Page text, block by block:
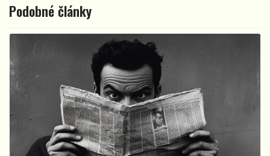
Podobné články